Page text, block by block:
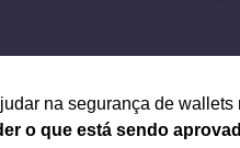
na segurança de wallets
o que está sendo